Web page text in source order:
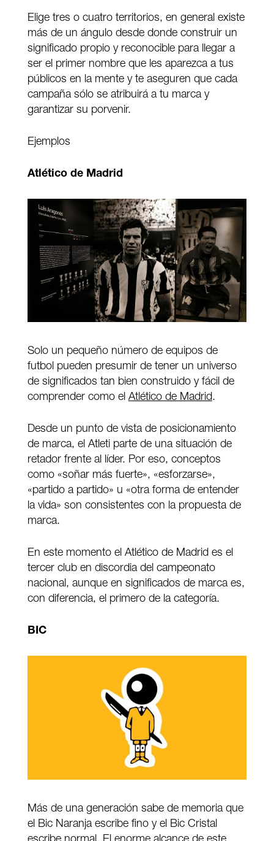
Elige tres o cuatro territorios, en general existe
más de un ángulo desde donde construir un
significado propio y reconocible para llegar a
ser el primer nombre que les aparezca a tus
públicos en la mente y te aseguren que cada
campaña sólo se atribuirá a tu marca y
garantizar su porvenir.
Ejemplos
Atlético de Madrid
Solo un pequeño número de equipos de
futbol pueden presumir de tener un universo
de significados tan bien construido y fácil de
comprender como el Atlético de Madrid.
Desde un punto de vista de posicionamiento
de marca, el Atleti parte de una situación de
retador frente al líder. Por eso, conceptos
como «soñar más fuerte», «esforzarse»,
«partido a partido» u «otra forma de entender
la vida» son consistentes con la propuesta de
marca.
En este momento el Atlético de Madrid es el
tercer club en discordia del campeonato
nacional, aunque en significados de marca es,
con diferencia, el primero de la categoría.
BIC
Más de una generación sabe de memoria que
el Bic Naranja escribe fino y el Bic Cristal